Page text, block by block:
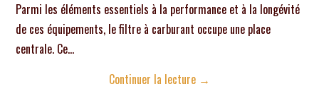
Parmi les éléments essentiels à la performance et à la longévité
de ces équipements, le filtre à carburant occupe une place
centrale. Ce…
Continuer la lecture →